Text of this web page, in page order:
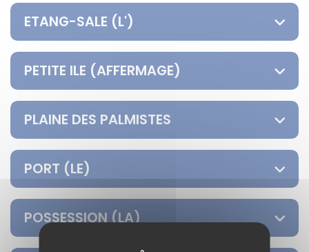
ETANG-SALE (L')
PETITE ILE (AFFERMAGE)
PLAINE DES PALMISTES
PORT (LE)
POSSESSION (LA)